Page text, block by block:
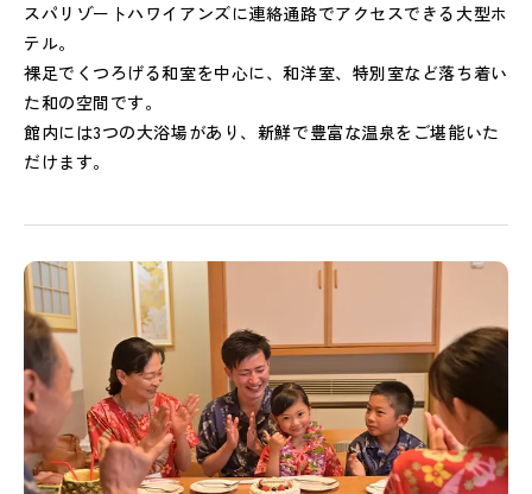
スパリゾートハワイアンズに連絡通路でアクセスできる大型ホ
テル。
裸足でくつろげる和室を中心に、和洋室、特別室など落ち着い
た和の空間です。
館内には3つの大浴場があり、新鮮で豊富な温泉をご堪能いた
だけます。